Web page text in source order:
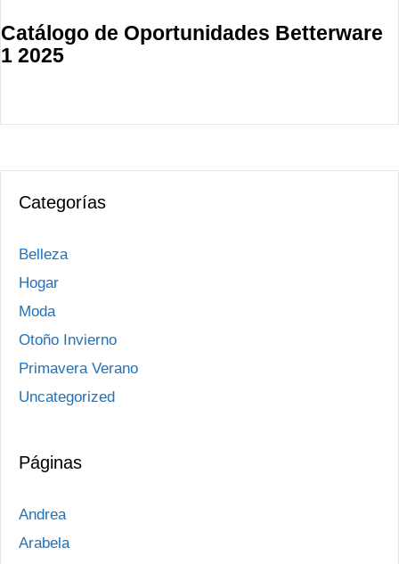
Catálogo de Oportunidades Betterware
1 2025
Categorías
Belleza
Hogar
Moda
Otoño Invierno
Primavera Verano
Uncategorized
Páginas
Andrea
Arabela